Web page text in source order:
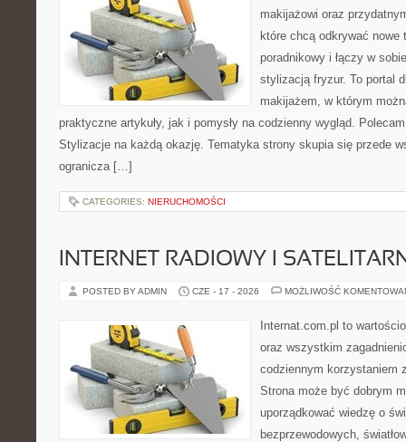
makijażowi oraz
które chcą odkrywać nowe
poradnikowy i łączy w
stylizacją fryzur. To portal
makijażem, w którym
praktyczne artykuły, jak i pomysły na codzienny wygląd.
Stylizacje na każdą okazję. Tematyka strony skupia się przede
ogranicza […]
CATEGORIES: NIERUCHOMOŚCI
INTERNET RADIOWY I
POSTED BY ADMIN CZE - 17 - 2026 MOŻLIWOŚĆ
Internat.com.pl to
oraz wszystkim
codziennym korzystaniem
Strona może być dobrym
uporządkować wiedzę o
bezprzewodowych,